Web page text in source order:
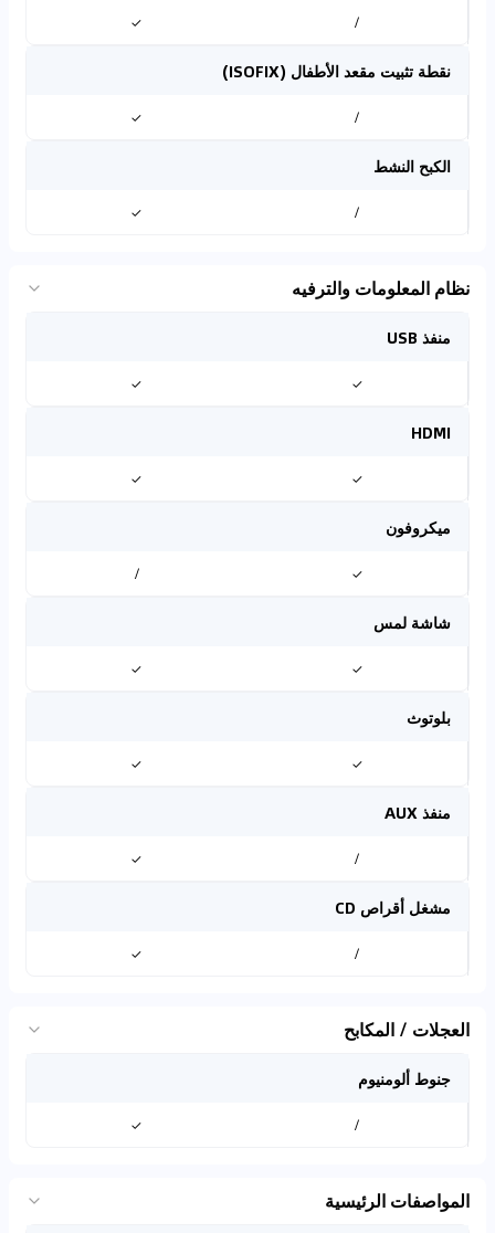
/
✓
نقطة تثبيت مقعد الأطفال (ISOFIX)
/
✓
الكبح النشط
/
✓
نظام المعلومات والترفيه
منفذ USB
✓
✓
HDMI
✓
✓
ميكروفون
✓
/
شاشة لمس
✓
✓
بلوتوث
✓
✓
منفذ AUX
/
✓
مشغل أقراص CD
/
✓
العجلات / المكابح
جنوط ألومنيوم
/
✓
المواصفات الرئيسية